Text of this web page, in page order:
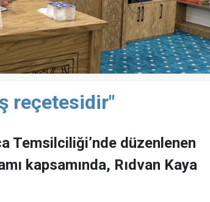
reçetesidir"
Temsilciliği’nde düzenlenen
kapsamında, Rıdvan Kaya